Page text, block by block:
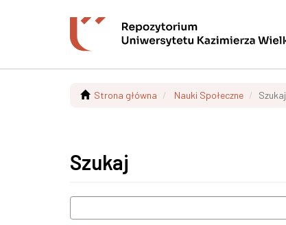
Strona główna Nauki Społeczne Szukaj
Szukaj